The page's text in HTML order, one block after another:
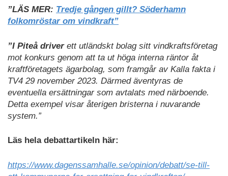
”LÄS MER: Tredje gången gillt? Söderhamn
folkomröstar om vindkraft”
”I Piteå driverett utländskt bolag sitt vindkraftsföretag
mot konkurs genom att ta ut höga interna räntor åt
kraftföretagets ägarbolag, som framgår av Kalla fakta i
TV4 29 november 2023. Därmed äventyras de
eventuella ersättningar som avtalats med närboende.
Detta exempel visar återigen bristerna i nuvarande
system.”
Läs hela debattartikeln här:
https://www.dagenssamhalle.se/opinion/debatt/se-till-